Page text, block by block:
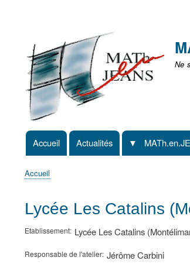
non
identifié
Ne
Navigation
principale
Accueil Actualités
d'Ariane
Accueil
Lycée Les Catalins
Etablissement Lycée Les Catalins
Responsable de l'atelier Jérôme Carbini